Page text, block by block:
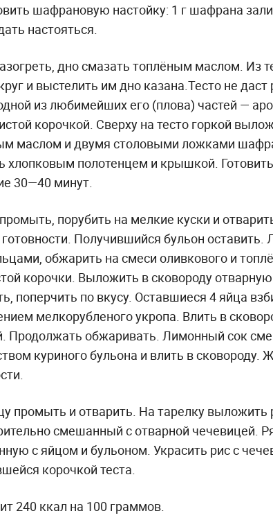
шафрановую настойку: 1 г шафрана
настояться.
дно смазать топлёным маслом. Из
и выстелить им дно казана.Тесто не даст
из любимейших его (плова) частей —
корочкой. Сверху на тесто горкой
маслом и двумя столовыми ложками
хлопковым полотенцем и крышкой.
30—40 минут.
порубить на мелкие куски и
Получившийся бульон оставить.
обжарить на смеси оливкового и
корочки. Выложить в сковороду
поперчить по вкусу. Оставшиеся 4 яйца
мелкорубленого укропа. Влить в
Продолжать обжаривать. Лимонный сок
куриного бульона и влить в сковороду.
промыть и отварить. На тарелку выложить
смешанный с отварной чечевицей.
с яйцом и бульоном. Украсить рис с
корочкой теста.
240 ккал на 100 граммов.